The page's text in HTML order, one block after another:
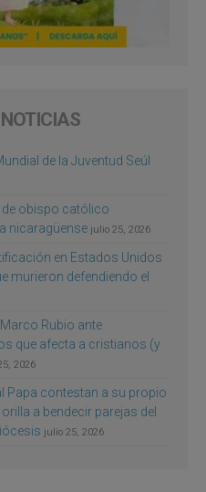
de la Juventud Seúl
de obispo católico
nicaragüense julio 25, 2026
en Estados Unidos
murieron defendiendo el
Rubio ante
que afecta a cristianos (y
2026
Papa contestan a su propio
a bendecir parejas del
julio 25, 2026